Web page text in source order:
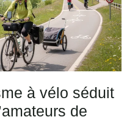
à vélo séduit
de